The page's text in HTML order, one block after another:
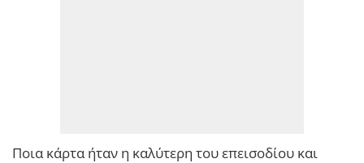
Ποια κάρτα ήταν η καλύτερη του επεισοδίου και